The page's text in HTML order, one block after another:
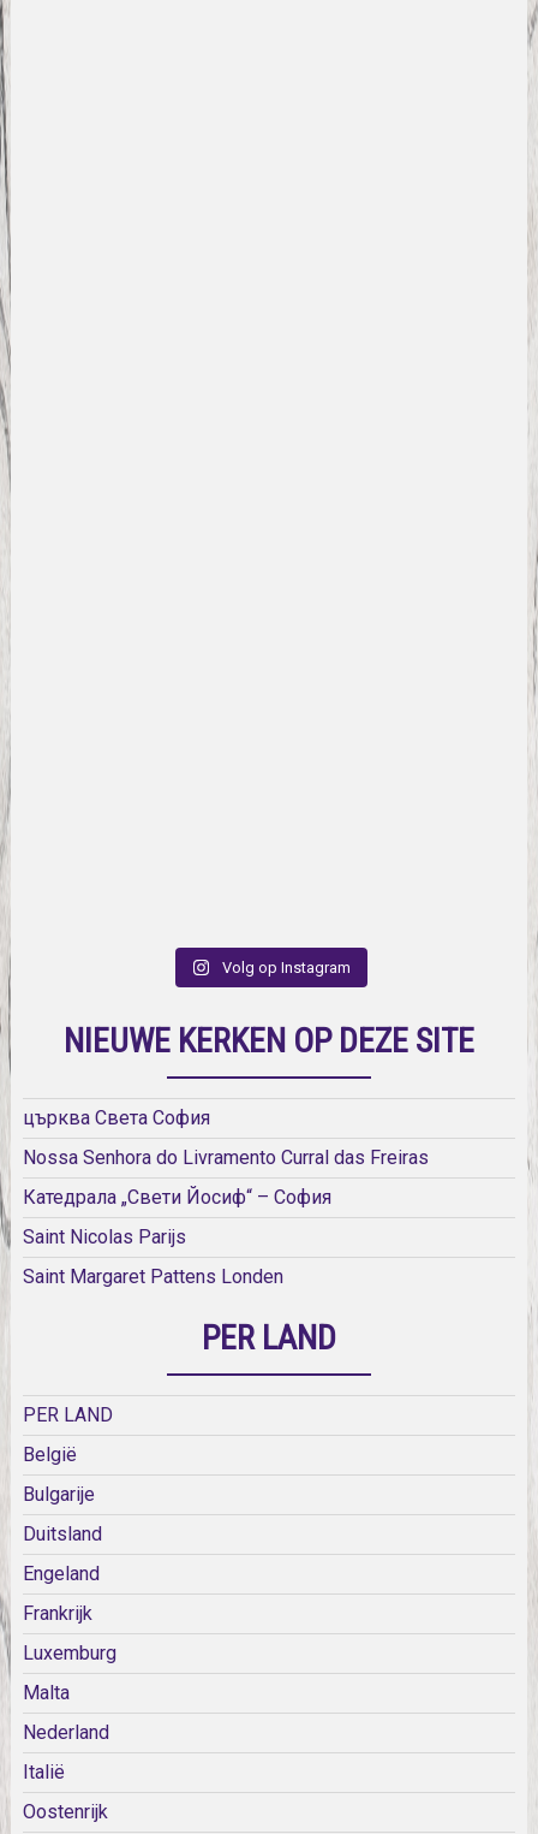
Volg op Instagram
NIEUWE KERKEN OP DEZE SITE
църква Света София
Nossa Senhora do Livramento Curral das Freiras
Катедрала „Свети Йосиф“ – София
Saint Nicolas Parijs
Saint Margaret Pattens Londen
PER LAND
PER LAND
België
Bulgarije
Duitsland
Engeland
Frankrijk
Luxemburg
Malta
Nederland
Italië
Oostenrijk